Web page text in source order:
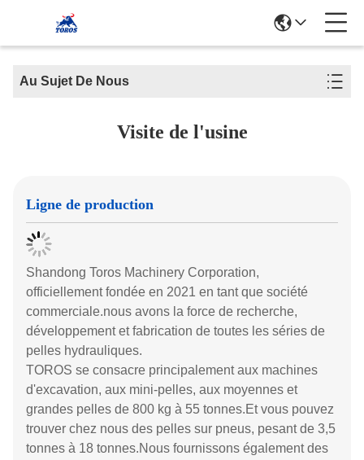
Au Sujet De Nous
Visite de l'usine
Ligne de production
Shandong Toros Machinery Corporation,
officiellement fondée en 2021 en tant que société
commerciale.nous avons la force de recherche,
développement et fabrication de toutes les séries de
pelles hydrauliques.
TOROS se consacre principalement aux machines
d'excavation, aux mini-pelles, aux moyennes et
grandes pelles de 800 kg à 55 tonnes.Et vous pouvez
trouver chez nous des pelles sur pneus, pesant de 3,5
tonnes à 18 tonnes.Nous fournissons également des